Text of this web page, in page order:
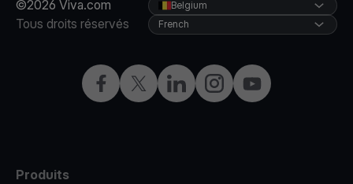
©2026 Viva.com
Tous droits réservés
Facebook
X LinkedInInstagramYouTube
Belgium
French
Produits